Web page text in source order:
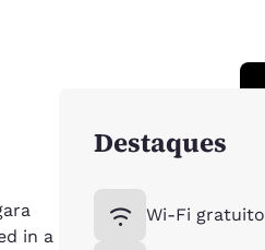
in a
Destaques
Wi-Fi gratuito